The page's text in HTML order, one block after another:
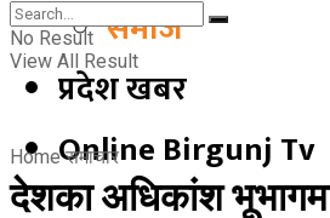
समाज
प्रदेश खबर
Online Birgunj Tv
No Result
View All Result
Home समाचार
देशका अधिकांश भूभागमा